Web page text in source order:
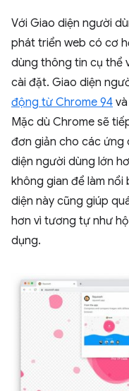
Với Giao diện người
phát triển web có cơ
dùng thông tin cụ thể
cài đặt. Giao diện
động từ Chrome 94
Mặc dù Chrome sẽ
đơn giản cho các ứng
diện người dùng lớn
không gian để làm
diện này cũng giúp
hơn vì tương tự như
dụng.